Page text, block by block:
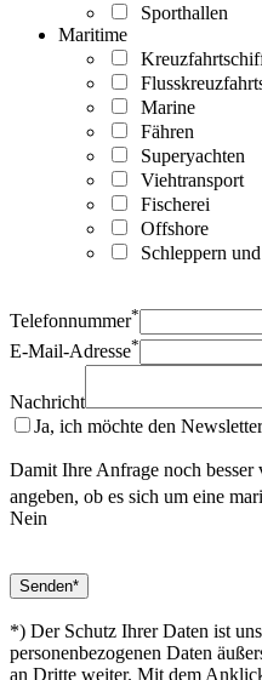
Sporthallen
Maritime
Marine
Fähren
Superyachten
Viehtransport
Fischerei
Offshore
Schleppern
Telefonnummer*
E-Mail-Adresse*
Nachricht
Ja, ich möchte den
Damit Ihre Anfrage noch
angeben, ob es sich um eine
Nein
*) Der Schutz Ihrer Daten ist
personenbezogenen Daten
an Dritte weiter. Mit dem